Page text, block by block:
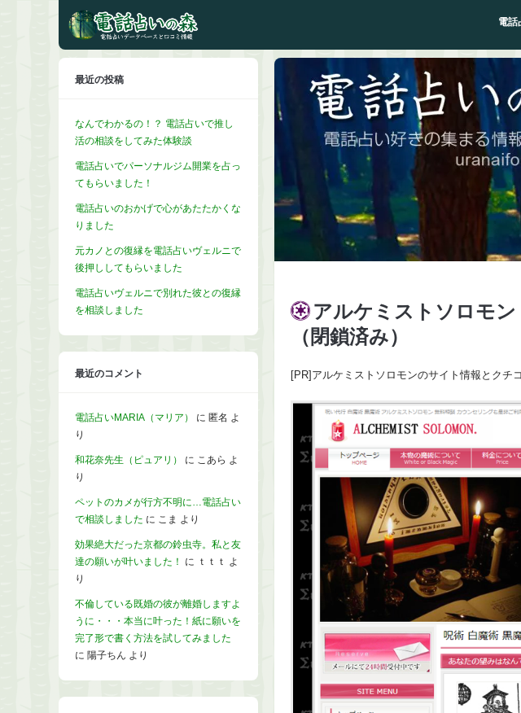
電話
アルケミストソロモ
（閉鎖済み）
[PR]アルケミストソロモンのサイト情報とクチ
最近の投稿
なんでわかるの！？ 電話占いで推し
活の相談をしてみた体験談
電話占いでパーソナルジム開業を占っ
てもらいました！
電話占いのおかげで心があたたかくな
りました
元カノとの復縁を電話占いヴェルニで
後押ししてもらいました
電話占いヴェルニで別れた彼との復縁
を相談しました
最近のコメント
電話占いMARIA（マリア） に 匿名 よ
り
和花奈先生（ピュアリ） に こあら よ
り
ペットのカメが行方不明に…電話占い
で相談しました に こま より
効果絶大だった京都の鈴虫寺。私と友
達の願いが叶いました！
に ｔｔｔ よ
り
不倫している既婚の彼が離婚しますよ
うに・・・本当に叶った！紙に願いを
完了形で書く方法を試してみました
に 陽子ちん より